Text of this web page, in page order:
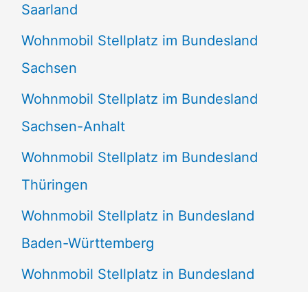
Saarland
Wohnmobil Stellplatz im Bundesland
Sachsen
Wohnmobil Stellplatz im Bundesland
Sachsen-Anhalt
Wohnmobil Stellplatz im Bundesland
Thüringen
Wohnmobil Stellplatz in Bundesland
Baden-Württemberg
Wohnmobil Stellplatz in Bundesland